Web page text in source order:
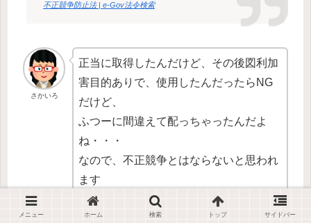
不正競争防止法 | e-Gov法令検索
さかいろ
正当に取得したんだけど、その後図利加
害目的ありで、使用したんだったらNG
だけど、
ふつーに間違えて配っちゃったんだよ
ね・・・
なので、不正競争とはならないと思われ
ます
メニュー ホーム 検索 トップ サイドバー